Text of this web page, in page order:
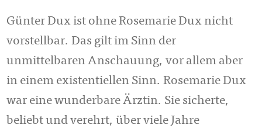
Günter Dux ist ohne Rosemarie Dux nicht
vorstellbar. Das gilt im Sinn der
unmittelbaren Anschauung, vor allem aber
in einem existentiellen Sinn. Rosemarie Dux
war eine wunderbare Ärztin. Sie sicherte,
beliebt und verehrt, über viele Jahre